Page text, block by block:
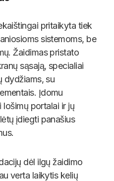
pritaikyta tiek
sistemoms, be
Žaidimas pristato
sąsają, specialiai
dydžiams, su
Įdomu
portalai ir jų
įdiegti panašius
dėl ilgų žaidimo
verta laikytis kelių